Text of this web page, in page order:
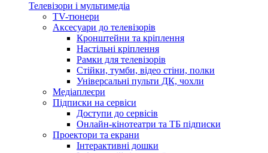
Телевізори і мультимедіа
TV-тюнери
Аксесуари до телевізорів
Кронштейни та кріплення
Настільні кріплення
Рамки для телевізорів
Стійки, тумби, відео стіни, полки
Універсальні пульти ДК, чохли
Медіаплеєри
Підписки на сервіси
Доступи до сервісів
Онлайн-кінотеатри та ТБ підписки
Проектори та екрани
Інтерактивні дошки